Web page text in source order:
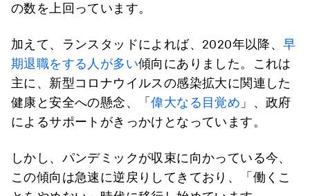
の数を上回っています。
加えて、ランスタッドによれば、2020年以降、早
期退職をする人が多い傾向にありました。これは
主に、新型コロナウイルスの感染拡大に関連した
健康と安全への懸念、「偉大なる目覚め 」、政府
によるサポートがきっかけとなっています。
しかし、パンデミックが収束に向かっている今、
この傾向は急速に逆戻りしてきており、「働くこ